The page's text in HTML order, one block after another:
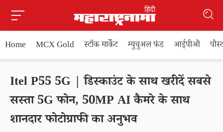
Home MCX Gold स्टॉक मार्केट म्युचुअल फंड आईपीओ
Itel P55 5G | डिस्काउंट के साथ खरीदें सबसे
सस्ता 5G फोन, 50MP AI कैमरे के साथ
शानदार फोटोग्राफी का अनुभव